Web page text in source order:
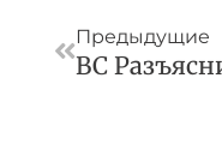
Предыдущие